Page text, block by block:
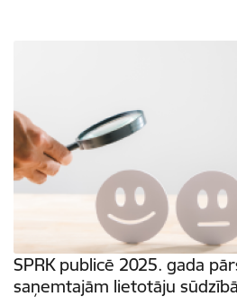
SPRK publicē 2025. gada
saņemtajām lietotāju